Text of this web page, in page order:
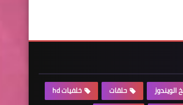
حلقات خلفيات hd